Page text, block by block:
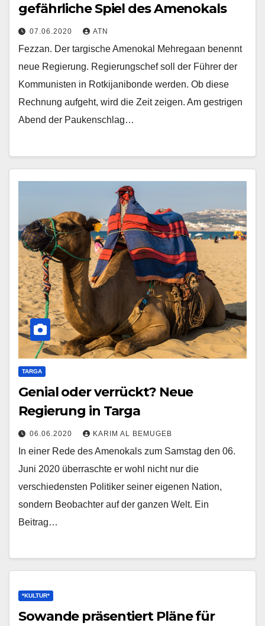
gefährliche Spiel des Amenokals
07.06.2020 ATN
Fezzan. Der targische Amenokal Mehregaan benennt
neue Regierung. Regierungschef soll der Führer der
Kommunisten in Rotkijanibonde werden. Ob diese
Rechnung aufgeht, wird die Zeit zeigen. Am gestrigen
Abend der Paukenschlag…
TARGA
Genial oder verrückt? Neue
Regierung in Targa
06.06.2020 KARIM AL BEMUGEB
In einer Rede des Amenokals zum Samstag den 06.
Juni 2020 überraschte er wohl nicht nur die
verschiedensten Politiker seiner eigenen Nation,
sondern Beobachter auf der ganzen Welt. Ein
Beitrag…
*KULTUR*
Sowande präsentiert Pläne für